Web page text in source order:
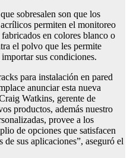
sobresalen son que los
permiten el monitoreo
en colores blanco o
el polvo que les permite
sus condiciones.
para instalación en pared
anunciar esta nueva
Watkins, gerente de
productos, además nuestro
provee a los
de opciones que satisfacen
de sus aplicaciones”, aseguró el